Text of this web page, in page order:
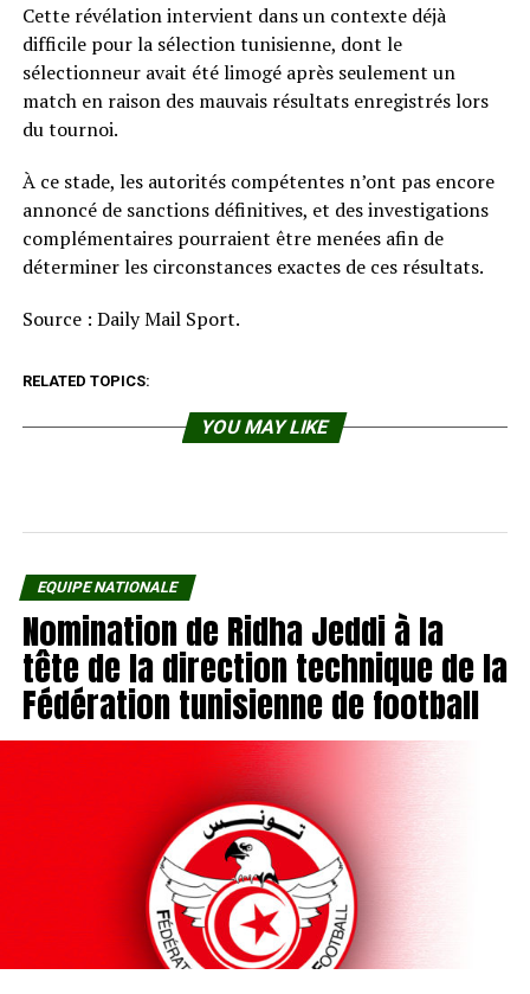
Cette révélation intervient dans un contexte déjà
difficile pour la sélection tunisienne, dont le
sélectionneur avait été limogé après seulement un
match en raison des mauvais résultats enregistrés lors
du tournoi.
À ce stade, les autorités compétentes n’ont pas encore
annoncé de sanctions définitives, et des investigations
complémentaires pourraient être menées afin de
déterminer les circonstances exactes de ces résultats.
Source : Daily Mail Sport.
RELATED TOPICS:
YOU MAY LIKE
EQUIPE NATIONALE
Nomination de Ridha Jeddi à la
tête de la direction technique de la
Fédération tunisienne de football